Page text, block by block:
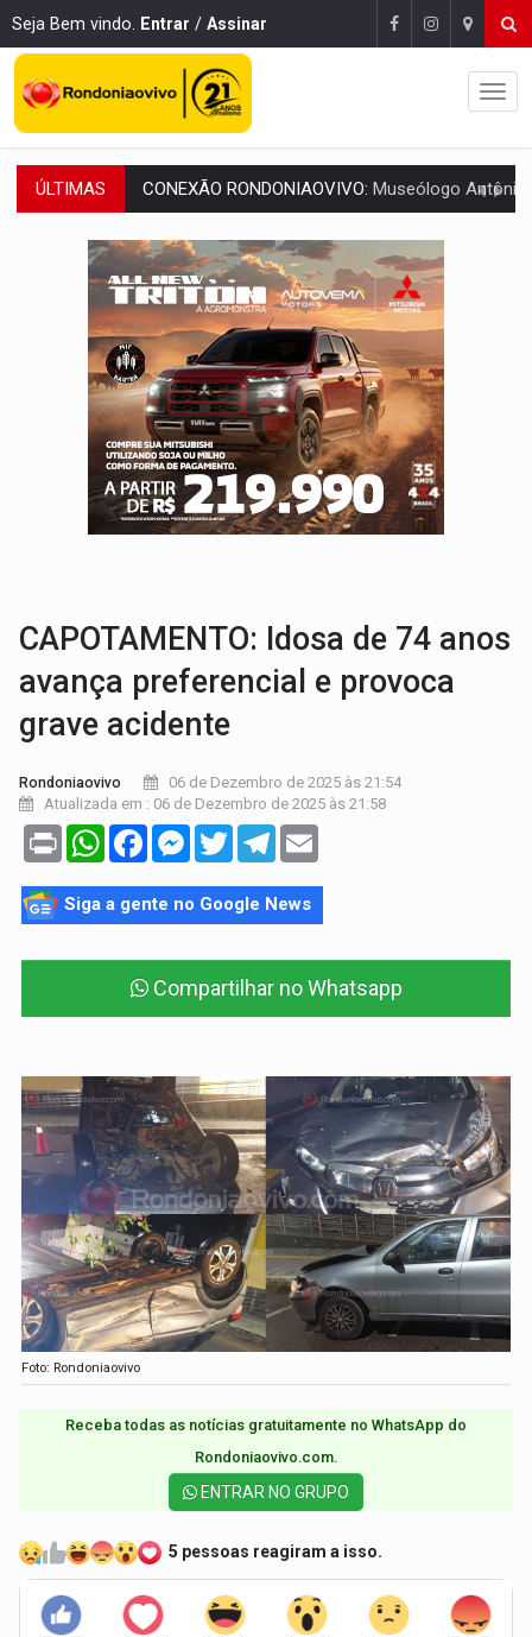
Seja Bem vindo. Entrar / Assinar
ÚLTIMAS EXTENSÃO DE DANOS:Ferroviários pedem ao Iphan recuperação de área
VARIANDO O CARDÁPIO:Veja essa receita de carne assada para o
PREJUÍZO AOS ESTUDANTES:Greve dos professores em PVH é
POSSESSÃO DE DEBORAH LOGAN:Terror mistura mistério e filmagens
TRANSPARÊNCIA:TCE reúne candidatos ao Governo e apresenta
ELAS DECIDEM:Mulheres são maioria e representam 52% do eleitorado de
NO CARRO:Homem é preso com pistola 9mm durante abordagem da Força
TRÁGICO:Pai do 'Xandy Motocross' morre em
CAPOTAMENTO: Idosa de 74 anos
avança preferencial e provoca
grave acidente
Rondoniaovivo
06 de Dezembro de 2025 às 21:54
Atualizada em : 06 de Dezembro de 2025 às 21:58
Print WhatsAppFacebookMessenger
TwitterTelegram
Siga a gente no Google News
Compartilhar no Whatsapp
Foto: Rondoniaovivo
Receba todas as notícias gratuitamente no WhatsApp do
Rondoniaovivo.com.​
ENTRAR NO GRUPO
5 pessoas reagiram a isso.